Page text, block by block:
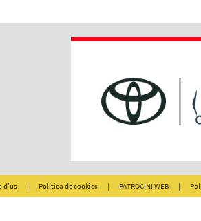
d'us | Política de cookies | PATROCINI WEB |